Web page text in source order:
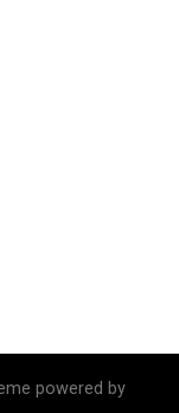
powered by